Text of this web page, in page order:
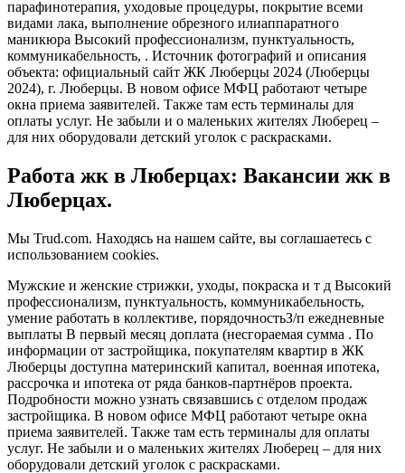
парафинотерапия, уходовые процедуры, покрытие всеми
видами лака, выполнение обрезного илиаппаратного
маникюра Высокий профессионализм, пунктуальность,
коммуникабельность, . Источник фотографий и описания
объекта: официальный сайт ЖК Люберцы 2024 (Люберцы
2024), г. Люберцы. В новом офисе МФЦ работают четыре
окна приема заявителей. Также там есть терминалы для
оплаты услуг. Не забыли и о маленьких жителях Люберец –
для них оборудовали детский уголок с раскрасками.
Работа жк в Люберцах: Вакансии жк в
Люберцах.
Мы Trud.com. Находясь на нашем сайте, вы соглашаетесь с
использованием cookies.
Мужские и женские стрижки, уходы, покраска и т д Высокий
профессионализм, пунктуальность, коммуникабельность,
умение работать в коллективе, порядочностьЗ/п ежедневные
выплаты В первый месяц доплата (несгораемая сумма . По
информации от застройщика, покупателям квартир в ЖК
Люберцы доступна материнский капитал, военная ипотека,
рассрочка и ипотека от ряда банков-партнёров проекта.
Подробности можно узнать связавшись с отделом продаж
застройщика. В новом офисе МФЦ работают четыре окна
приема заявителей. Также там есть терминалы для оплаты
услуг. Не забыли и о маленьких жителях Люберец – для них
оборудовали детский уголок с раскрасками.